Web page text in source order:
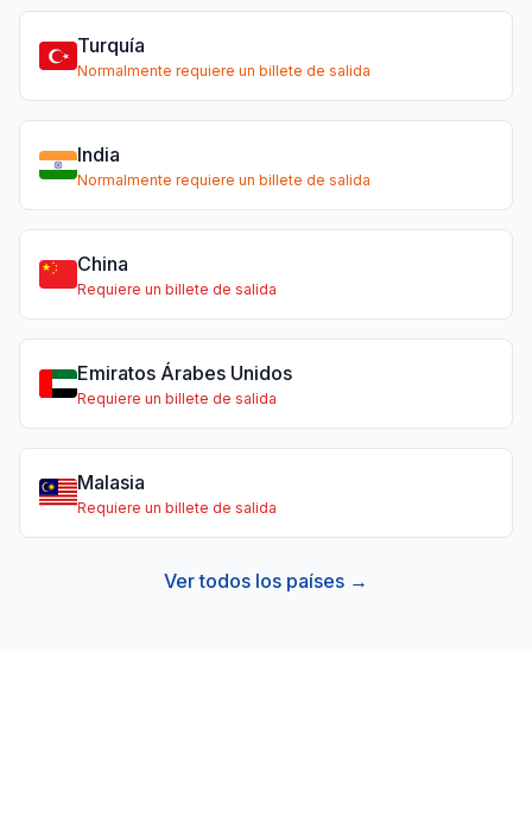
Turquía
Normalmente requiere un billete de salida
India
Normalmente requiere un billete de salida
China
Requiere un billete de salida
Emiratos Árabes Unidos
Requiere un billete de salida
Malasia
Requiere un billete de salida
Ver todos los países →